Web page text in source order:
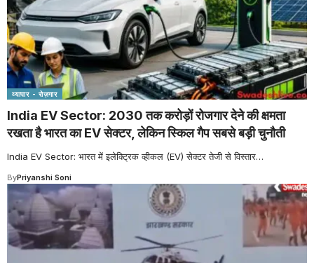
व्यापार - रोज़गार
India EV Sector: 2030 तक करोड़ों रोजगार देने की क्षमता
रखता है भारत का EV सेक्टर, लेकिन स्किल गैप सबसे बड़ी चुनौती
India EV Sector: भारत में इलेक्ट्रिक व्हीकल (EV) सेक्टर तेजी से विस्तार…
ByPriyanshi Soni